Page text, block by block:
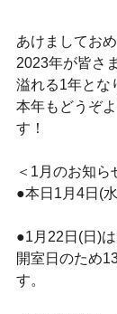
あけましてお
2023年が皆さ
溢れる1年とな
本年もどうぞ
す！
＜1月のお知ら
●本日1月4日(
●1月22日(日)
開室日のため
す。